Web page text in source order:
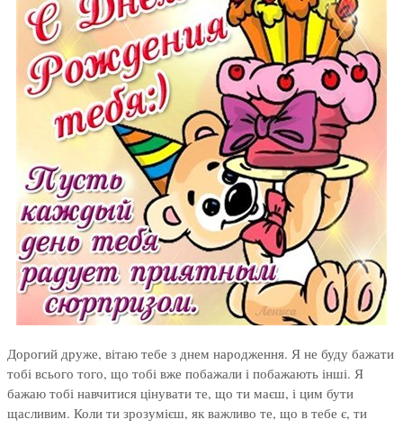
Дорогий друже, вітаю тебе з днем народження. Я не буду бажати
тобі всього того, що тобі вже побажали і побажають інші. Я
бажаю тобі навчитися цінувати те, що ти маєш, і цим бути
щасливим. Коли ти зрозумієш, як важливо те, що в тебе є, ти